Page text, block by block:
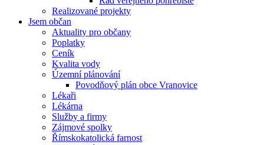
Realizované projekty
Jsem občan
Aktuality pro občany
Poplatky
Ceník
Kvalita vody
Územní plánování
Povodňový plán obce Vranovice
Lékaři
Lékárna
Služby a firmy
Zájmové spolky
Římskokatolická farnost